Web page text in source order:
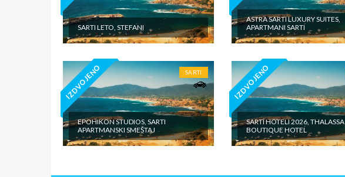
SARTI LETO, STEFANI
ASTRA SARTI LUXURY SUITES,
APARTMANI SARTI
IZDVOJENO SARTI
EPOHIKON STUDIOS, SARTI
APARTMANSKI SMEŠTAJ
IZDVOJENO
SARTI HOTELI 2026, THALASSA
BOUTIQUE HOTEL